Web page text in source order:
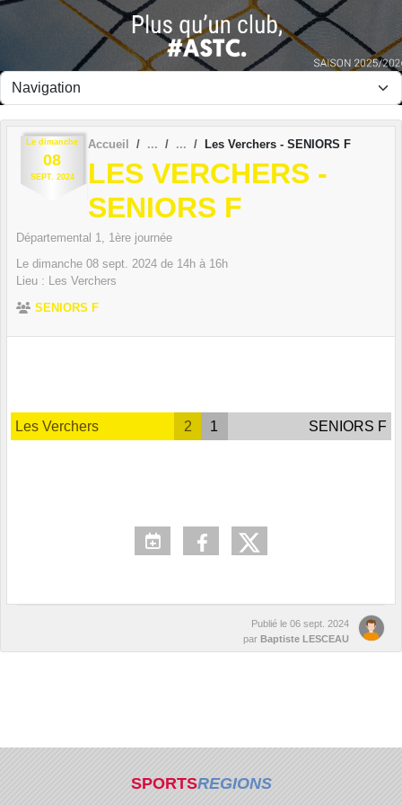
Le dimanche
08
SEPT. 2024
Accueil Les Verchers - SENIORS F
LES VERCHERS -
SENIORS F
Départemental 1, 1ère journée
Le dimanche 08 sept. 2024 de 14h à 16h
Lieu : Les Verchers
SENIORS F
Les Verchers 2 1 SENIORS F
Publié le 06 sept. 2024
par Baptiste LESCEAU
SPORTSREGIONS
Panneau de gestion des cookies